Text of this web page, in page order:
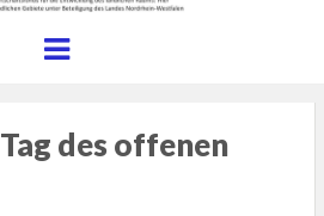
Menu
Tag des offenen